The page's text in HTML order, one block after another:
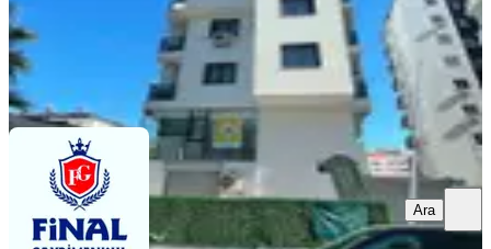
FİNAL GAYRİMENKUL mustafa emir özer
Ara
Ara